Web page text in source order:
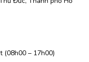
(08h00 – 17h00)